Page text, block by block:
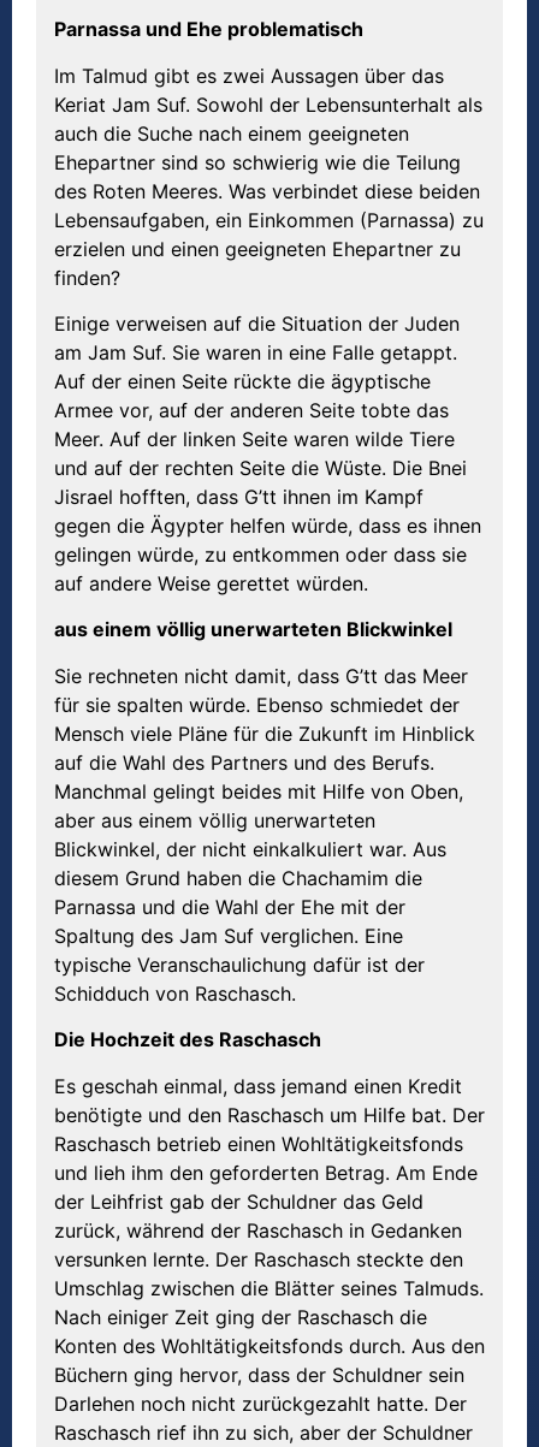
Parnassa und Ehe problematisch
Im Talmud gibt es zwei Aussagen über das
Keriat Jam Suf. Sowohl der Lebensunterhalt als
auch die Suche nach einem geeigneten
Ehepartner sind so schwierig wie die Teilung
des Roten Meeres. Was verbindet diese beiden
Lebensaufgaben, ein Einkommen (Parnassa) zu
erzielen und einen geeigneten Ehepartner zu
finden?
Einige verweisen auf die Situation der Juden
am Jam Suf. Sie waren in eine Falle getappt.
Auf der einen Seite rückte die ägyptische
Armee vor, auf der anderen Seite tobte das
Meer. Auf der linken Seite waren wilde Tiere
und auf der rechten Seite die Wüste. Die Bnei
Jisrael hofften, dass G’tt ihnen im Kampf
gegen die Ägypter helfen würde, dass es ihnen
gelingen würde, zu entkommen oder dass sie
auf andere Weise gerettet würden.
aus einem völlig unerwarteten Blickwinkel
Sie rechneten nicht damit, dass G’tt das Meer
für sie spalten würde. Ebenso schmiedet der
Mensch viele Pläne für die Zukunft im Hinblick
auf die Wahl des Partners und des Berufs.
Manchmal gelingt beides mit Hilfe von Oben,
aber aus einem völlig unerwarteten
Blickwinkel, der nicht einkalkuliert war. Aus
diesem Grund haben die Chachamim die
Parnassa und die Wahl der Ehe mit der
Spaltung des Jam Suf verglichen. Eine
typische Veranschaulichung dafür ist der
Schidduch von Raschasch.
Die Hochzeit des Raschasch
Es geschah einmal, dass jemand einen Kredit
benötigte und den Raschasch um Hilfe bat. Der
Raschasch betrieb einen Wohltätigkeitsfonds
und lieh ihm den geforderten Betrag. Am Ende
der Leihfrist gab der Schuldner das Geld
zurück, während der Raschasch in Gedanken
versunken lernte. Der Raschasch steckte den
Umschlag zwischen die Blätter seines Talmuds.
Nach einiger Zeit ging der Raschasch die
Konten des Wohltätigkeitsfonds durch. Aus den
Büchern ging hervor, dass der Schuldner sein
Darlehen noch nicht zurückgezahlt hatte. Der
Raschasch rief ihn zu sich, aber der Schuldner